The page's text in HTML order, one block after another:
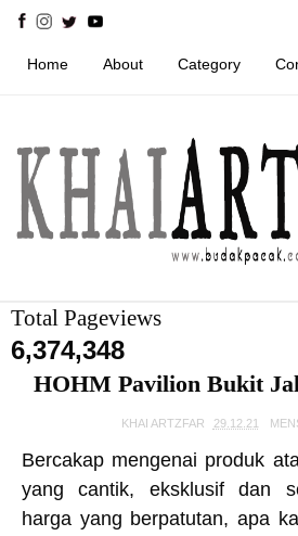
Home About Category
Total Pageviews
6,374,348
HOHM Pavilion Bukit
KHAI ARTZFAR 29.12.21
Bercakap mengenai produk
yang cantik, eksklusif dan
harga yang berpatutan, apa